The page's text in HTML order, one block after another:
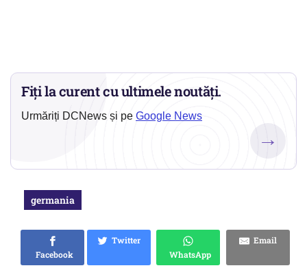
Fiți la curent cu ultimele noutăți.
Urmăriți DCNews și pe Google News
→
germania
Facebook
Twitter
WhatsApp
Email